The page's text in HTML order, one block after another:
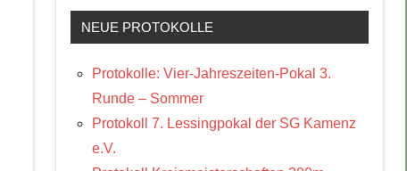
NEUE PROTOKOLLE
Protokolle: Vier-Jahreszeiten-Pokal 3.
Runde – Sommer
Protokoll 7. Lessingpokal der SG Kamenz
e.V.